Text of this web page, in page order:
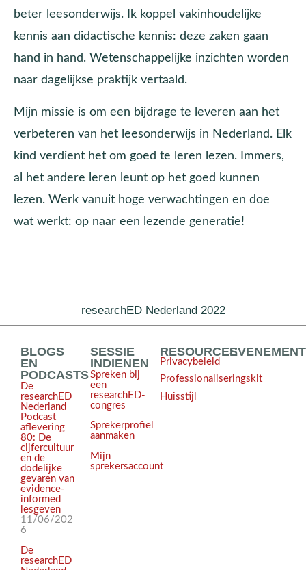
beter leesonderwijs. Ik koppel vakinhoudelijke
kennis aan didactische kennis: deze zaken gaan
hand in hand. Wetenschappelijke inzichten worden
naar dagelijkse praktijk vertaald.
Mijn missie is om een bijdrage te leveren aan het
verbeteren van het leesonderwijs in Nederland. Elk
kind verdient het om goed te leren lezen. Immers,
al het andere leren leunt op het goed kunnen
lezen. Werk vanuit hoge verwachtingen en doe
wat werkt: op naar een lezende generatie!
researchED Nederland 2022
BLOGS
EN
PODCASTS
De
researchED
Nederland
Podcast
aflevering
80: De
cijfercultuur
en de
dodelijke
gevaren van
evidence-
informed
lesgeven
11/06/202
6
De
researchED
SESSIE
INDIENEN
Spreken bij
een
researchED-
congres
Sprekerprofiel
aanmaken
Mijn
sprekersaccount
RESOURCES
Privacybeleid
Professionaliseringskit
Huisstijl